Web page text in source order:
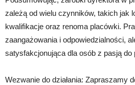
zależą od wielu czynników, takich jak
kwalifikacje oraz renoma placówki.
zaangażowania i odpowiedzialności,
satysfakcjonująca dla osób z pasją do
Wezwanie do działania: Zapraszamy